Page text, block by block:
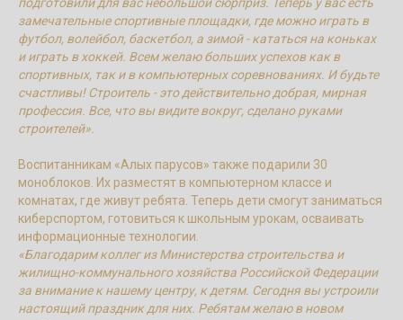
замечательные спортивные площадки, где можно играть в
футбол, волейбол, баскетбол, а зимой - кататься на коньках
и играть в хоккей. Всем желаю больших успехов как в
спортивных, так и в компьютерных соревнованиях. И будьте
счастливы! Строитель - это действительно добрая, мирная
профессия. Все, что вы видите вокруг, сделано руками
строителей».
Воспитанникам «Алых парусов» также подарили 30
моноблоков. Их разместят в компьютерном классе и
комнатах, где живут ребята. Теперь дети смогут заниматься
киберспортом, готовиться к школьным урокам, осваивать
информационные технологии.
«Благодарим коллег из Министерства строительства и
жилищно-коммунального хозяйства Российской Федерации
за внимание к нашему центру, к детям. Сегодня вы устроили
настоящий праздник для них. Ребятам желаю в новом